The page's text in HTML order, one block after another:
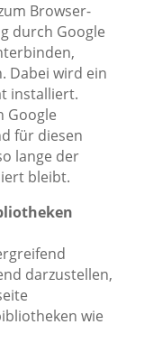
Browser-
durch Google
Dabei wird ein
installiert.
Google
für diesen
lange der
bleibt.
darzustellen,
wie